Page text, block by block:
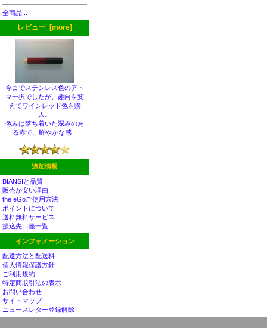
全商品...
レビュー [more]
今までステンレス色のアト
マ一択でしたが、趣向を変
えてワインレッド色を購
入。
色みは落ち着いた深みのあ
る赤で、鮮やかな感 ..
追加情報
BIANSIと品質
販売が安い理由
the eGoご使用方法
ポイントについて
送料無料サービス
振込先口座一覧
インフォメーション
配送方法と配送料
個人情報保護方針
ご利用規約
特定商取引法の表示
お問い合わせ
サイトマップ
ニュースレター登録解除